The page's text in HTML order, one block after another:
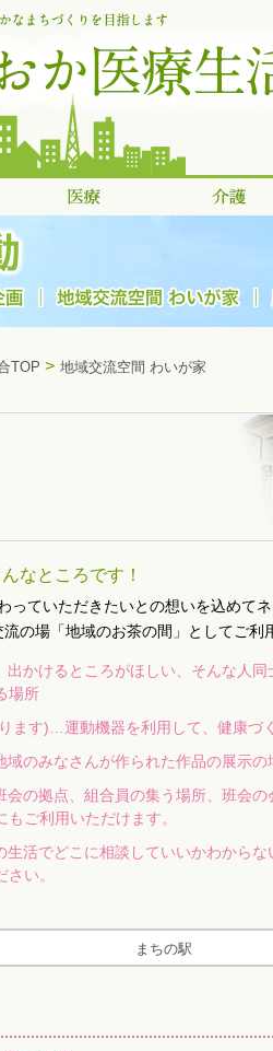
TOP > 地域交流空間 わいが家
なところです！
っていただきたいとの想いを込めて
の場「地域のお茶の間」としてご利
出かけるところがほしい、そんな人
場所
ます)…運動機器を利用して、健康づ
域のみなさんが作られた作品の展示の
会の拠点、組合員の集う場所、班会の
ご利用いただけます。
生活でどこに相談していいかわから
い。
まちの駅